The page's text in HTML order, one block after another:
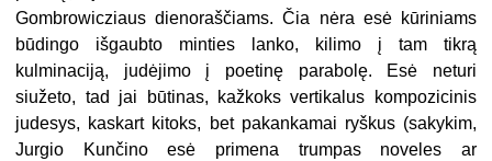
Gombrowicziaus dienoraščiams. Čia nėra esė kūriniams
būdingo išgaubto minties lanko, kilimo į tam tikrą
kulminaciją, judėjimo į poetinę parabolę. Esė neturi
siužeto, tad jai būtinas, kažkoks vertikalus kompozicinis
judesys, kaskart kitoks, bet pakankamai ryškus (sakykim,
Jurgio Kunčino esė primena trumpas noveles ar